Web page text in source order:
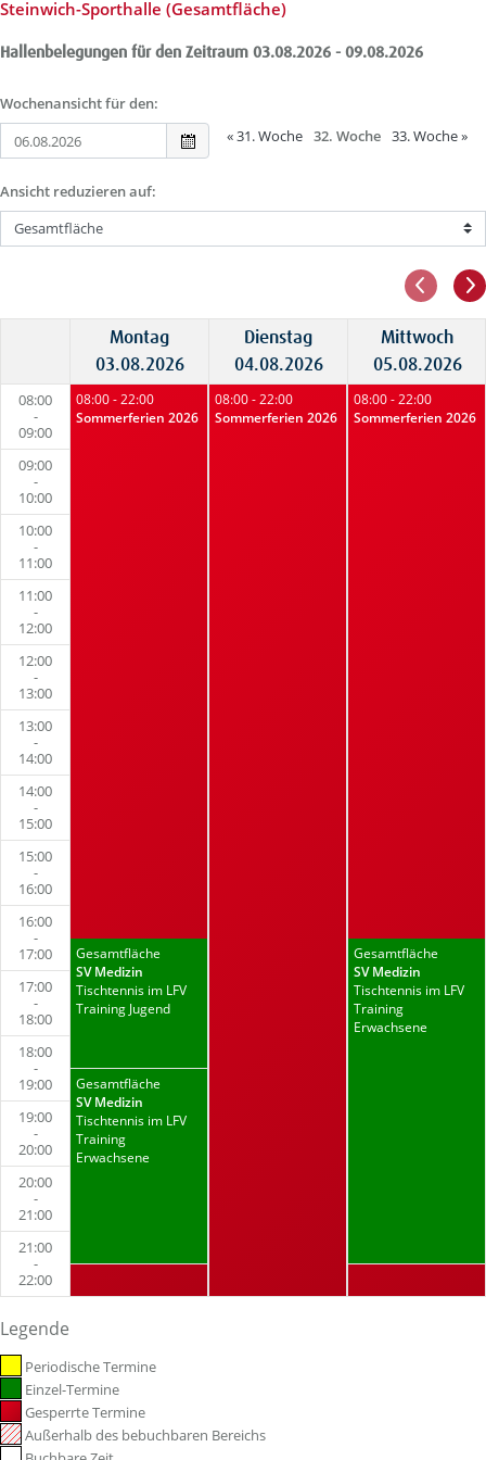
Steinwich-Sporthalle (Gesamtfläche)
Hallenbelegungen für den Zeitraum 03.08.2026 - 09.08.2026
Wochenansicht für den:
«31. Woche 32. Woche 33. Woche»
Ansicht reduzieren auf:
08:00
-
09:00
09:00
-
10:00
10:00
-
11:00
11:00
-
12:00
12:00
-
13:00
13:00
-
14:00
14:00
-
15:00
15:00
-
16:00
16:00
-
17:00
17:00
-
18:00
18:00
-
19:00
19:00
-
20:00
20:00
-
21:00
21:00
-
22:00
Montag
03.08.2026
08:00 - 22:00
Sommerferien 2026
Gesamtfläche
SV Medizin
Tischtennis im LFV
Training Jugend
Gesamtfläche
SV Medizin
Tischtennis im LFV
Training
Erwachsene
Dienstag
04.08.2026
08:00 - 22:00
Sommerferien 2026
Mittwoch
05.08.2026
08:00 - 22:00
Sommerferien 2026
Gesamtfläche
SV Medizin
Tischtennis im LFV
Training
Erwachsene
Legende
Periodische Termine
Einzel-Termine
Gesperrte Termine
Außerhalb des bebuchbaren Bereichs